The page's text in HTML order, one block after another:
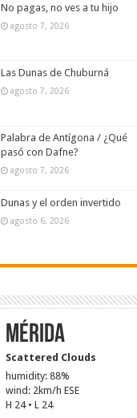
No pagas, no ves a tu hijo
agosto 7, 2026
Las Dunas de Chuburná
agosto 7, 2026
Palabra de Antígona / ¿Qué
pasó con Dafne?
agosto 7, 2026
Dunas y el orden invertido
agosto 6, 2026
Mérida
Scattered Clouds
humidity: 88%
wind: 2km/h ESE
H 24 • L 24